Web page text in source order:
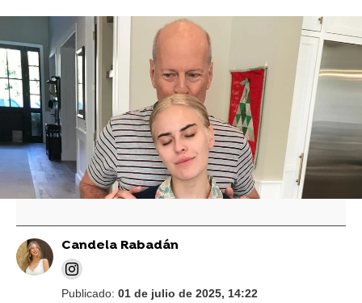
Vídeo: Reuters | Foto: Instagram @buuski
La hija de Demi Moore, Tallulah, habla de
cómo lidió con Ashton Kutcher y su
divorcio: "Cómo superar a un ex
padrastro"
Candela Rabadán
Publicado: 01 de julio de 2025, 14:22